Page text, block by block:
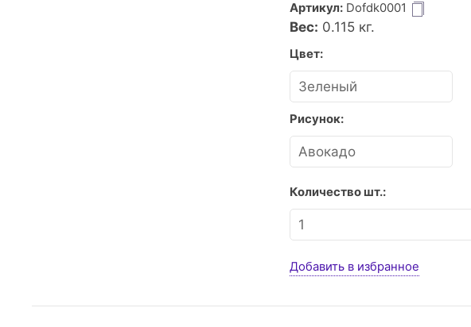
Артикул: Dofdk0001
Вес: 0.115кг.
Цвет:
Рисунок:
Количество шт.:
Добавить в избранное